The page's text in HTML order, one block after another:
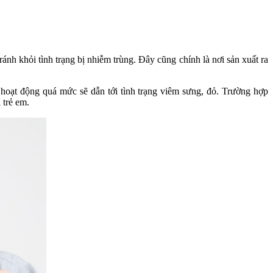
khỏi tình trạng bị nhiễm trùng. Đây cũng chính là nơi sản xuất ra
động quá mức sẽ dẫn tới tình trạng viêm sưng, đỏ. Trường hợp
em.